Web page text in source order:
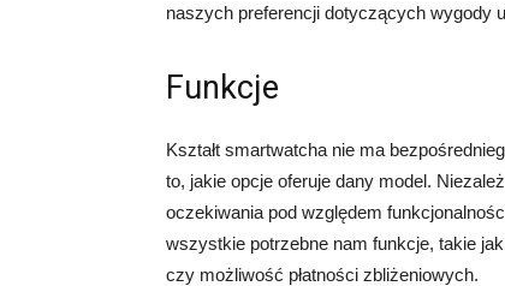
naszych preferencji dotyczących wygody
Funkcje
Kształt smartwatcha nie ma
to, jakie opcje oferuje dany model.
oczekiwania pod względem
wszystkie potrzebne nam funkcje, takie
czy możliwość płatności zbliżeniowych.